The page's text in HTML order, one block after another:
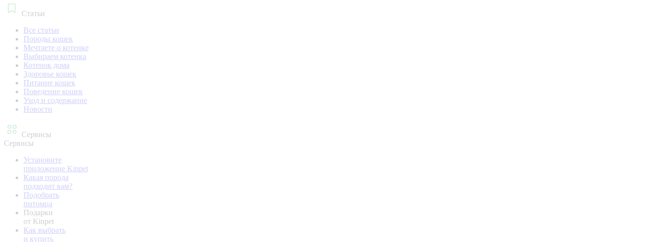
Статьи
Все статьи
Породы кошек
Мечтаете о котенке
Выбираем котенка
Котенок дома
Здоровье кошек
Питание кошек
Поведение кошек
Уход и содержание
Новости
Сервисы
Сервисы
Установите
приложение Kinpet
Какая порода
подходит вам?
Подобрать
питомца
Подарки
от Kinpet
Как выбрать
и купить